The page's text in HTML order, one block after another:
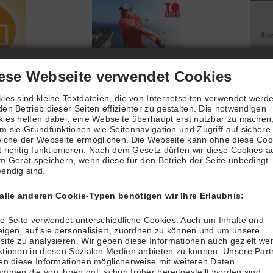
Hallenplatz - kurz gesagt ..
melden sich an und bezahlen per Lastschrift oder per
in die Halle, machen sich selbst das Licht an - und los
Hallenplatz - im Detail ..
Feld "Buchung" gelangen Sie zur Übersicht unserer
Webseite verwendet Cookies
sind kleine Textdateien, die von Internetseiten verwendet
Betrieb dieser Seiten effizienter zu gestalten. Die notwendigen
helfen dabei, eine Webseite überhaupt erst nutzbar zu machen,
sie Grundfunktionen wie Seitennavigation und Zugriff auf sichere
der Webseite ermöglichen. Die Webseite kann ohne diese
richtig funktionieren. Nach dem Gesetz dürfen wir diese Cookies
Gerät speichern, wenn diese für den Betrieb der Seite unbedingt
sind.
anderen Cookie-Typen benötigen wir Ihre Erlaubnis:
Seite verwendet unterschiedliche Cookies. Auch um Inhalte und
auf sie personalisiert, zuordnen zu können und um unsere
zu analysieren. Wir geben diese Informationen auch gezielt
in diesen Sozialen Medien anbieten zu können. Unsere
diese Informationen möglicherweise mit weiteren Daten